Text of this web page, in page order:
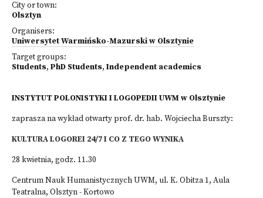
City or town:
Olsztyn
Organisers:
Uniwersytet Warmińsko-Mazurski w Olsztynie
Target groups:
Students, PhD Students, Independent academics
INSTYTUT POLONISTYKI I LOGOPEDII UWM w Olsztynie
zaprasza na wykład otwarty prof. dr. hab. Wojciecha Burszty:
KULTURA LOGOREI 24/7 I CO Z TEGO WYNIKA
28 kwietnia, godz. 11.30
Centrum Nauk Humanistycznych UWM, ul. K. Obitza 1, Aula
Teatralna, Olsztyn - Kortowo